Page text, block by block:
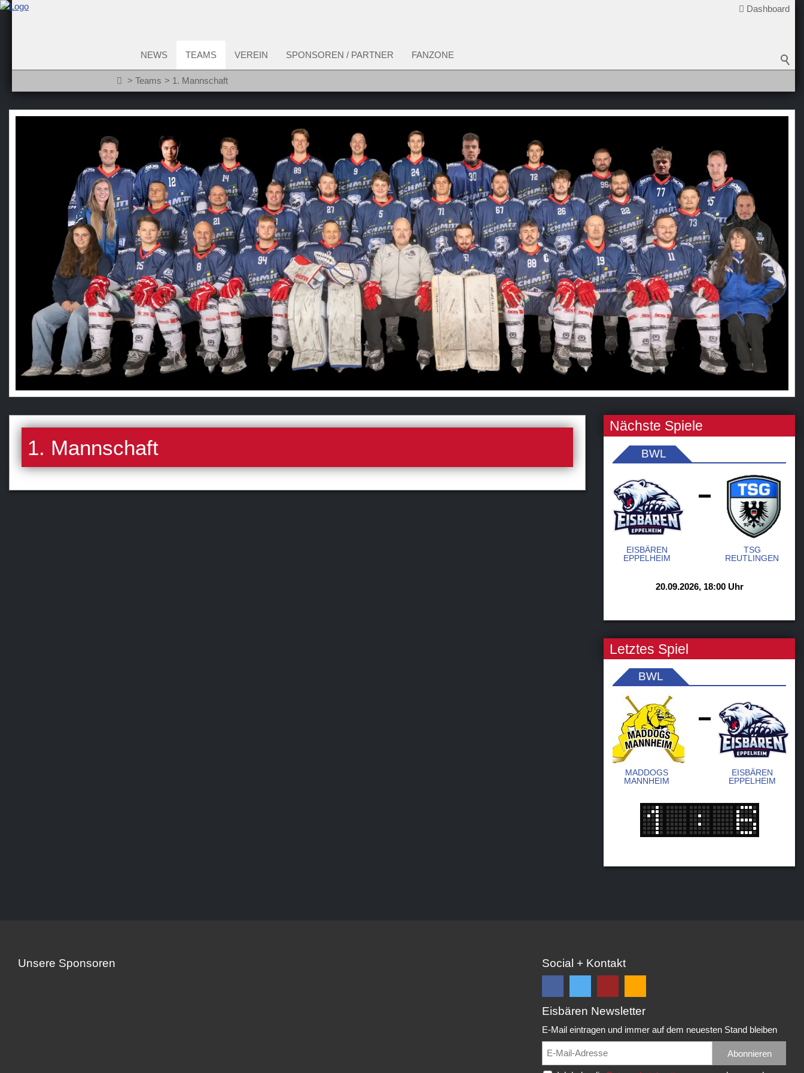
Dashboard
NEWS TEAMS VEREIN SPONSOREN / PARTNER FANZONE
Teams 1. Mannschaft
1. Mannschaft
Nächste Spiele
BWL
EISBÄREN
EPPELHEIM
-
TSG
REUTLINGEN
20.09.2026, 18:00 Uhr
Letztes Spiel
BWL
MADDOGS
MANNHEIM
-
EISBÄREN
EPPELHEIM
Unsere Sponsoren Social + Kontakt
Folge
auf
Facebook
und
Folge
auf
Twitter
und
EC
Eppelheim
Rudolf-
Falls
unsere
Spielberichte,
Eisbären Newsletter
E-Mail eintragen und immer auf dem neuesten Stand bleiben
Abonnieren